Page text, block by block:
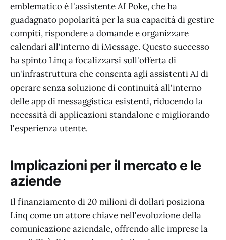
emblematico è l'assistente AI Poke, che ha
guadagnato popolarità per la sua capacità di gestire
compiti, rispondere a domande e organizzare
calendari all'interno di iMessage. Questo successo
ha spinto Linq a focalizzarsi sull'offerta di
un'infrastruttura che consenta agli assistenti AI di
operare senza soluzione di continuità all'interno
delle app di messaggistica esistenti, riducendo la
necessità di applicazioni standalone e migliorando
l'esperienza utente.
Implicazioni per il mercato e le
aziende
Il finanziamento di 20 milioni di dollari posiziona
Linq come un attore chiave nell'evoluzione della
comunicazione aziendale, offrendo alle imprese la